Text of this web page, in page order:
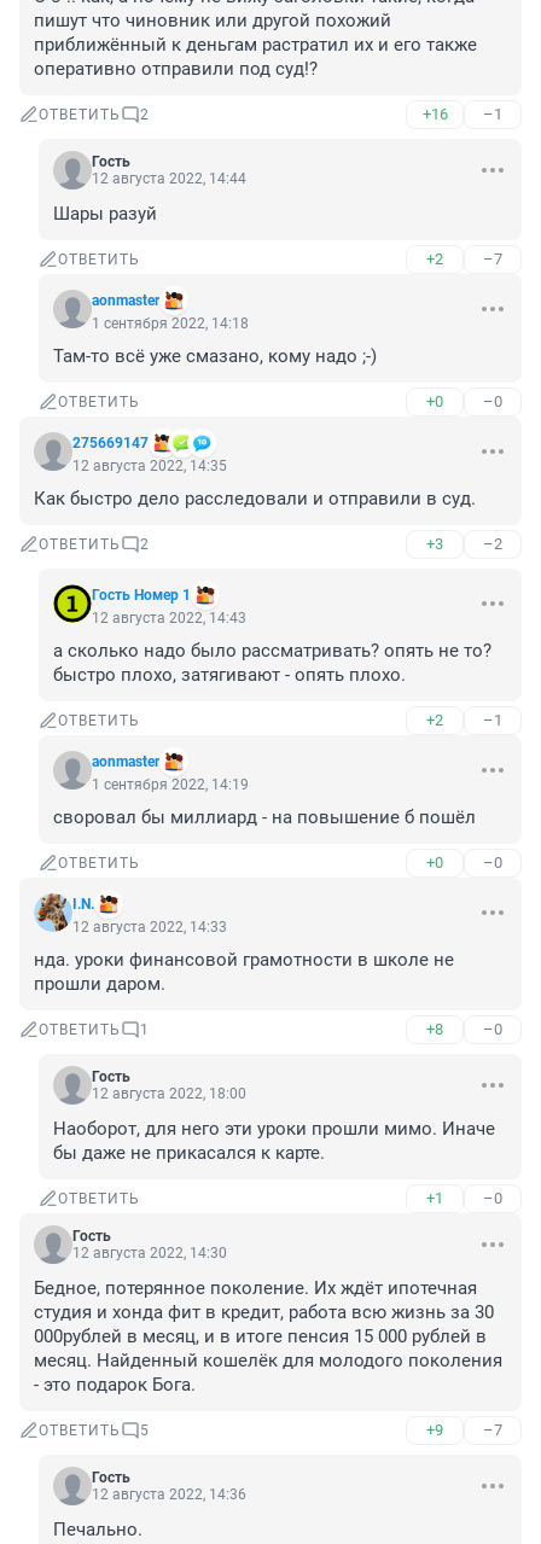
пишут что чиновник или другой похожий
приближённый к деньгам растратил их и его также
оперативно отправили под суд!?
ОТВЕТИТЬ 2 +16 –1
Гость
12 августа 2022, 14:44
Шары разуй
ОТВЕТИТЬ +2 –7
aonmaster
1 сентября 2022, 14:18
Там-то всё уже смазано, кому надо ;-)
ОТВЕТИТЬ +0 –0
275669147
12 августа 2022, 14:35
Как быстро дело расследовали и отправили в суд.
ОТВЕТИТЬ 2 +3 –2
Гость Номер 1
12 августа 2022, 14:43
а сколько надо было рассматривать? опять не то?
быстро плохо, затягивают - опять плохо.
ОТВЕТИТЬ +2 –1
aonmaster
1 сентября 2022, 14:19
своровал бы миллиард - на повышение б пошёл
ОТВЕТИТЬ +0 –0
I.N.
12 августа 2022, 14:33
нда. уроки финансовой грамотности в школе не
прошли даром.
ОТВЕТИТЬ 1 +8 –0
Гость
12 августа 2022, 18:00
Наоборот, для него эти уроки прошли мимо. Иначе
бы даже не прикасался к карте.
ОТВЕТИТЬ +1 –0
Гость
12 августа 2022, 14:30
Бедное, потерянное поколение. Их ждёт ипотечная
студия и хонда фит в кредит, работа всю жизнь за 30
000рублей в месяц, и в итоге пенсия 15 000 рублей в
месяц. Найденный кошелёк для молодого поколения
- это подарок Бога.
ОТВЕТИТЬ 5 +9 –7
Гость
12 августа 2022, 14:36
Печально.